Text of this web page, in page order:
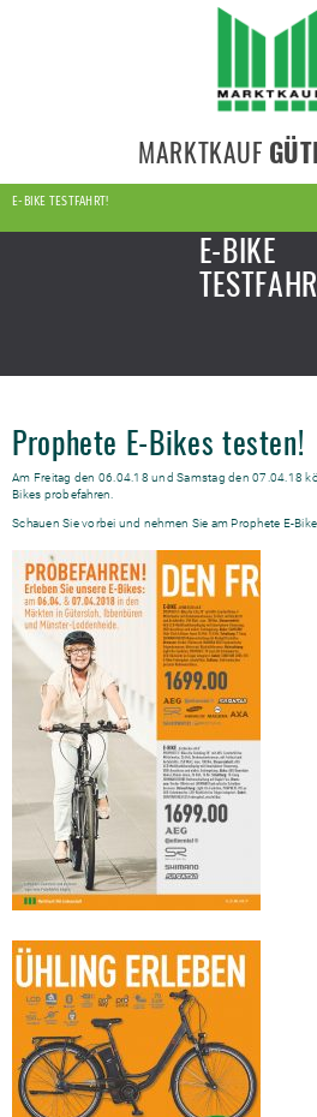
MARKTKAUF
E-BIKE TESTFAHRT!
E-BIKE
Prophete E-Bikes testen!
Am Freitag den 06.04.18 und Samstag den 07.04.18
Bikes probefahren.
Schauen Sie vorbei und nehmen Sie am Prophete E-